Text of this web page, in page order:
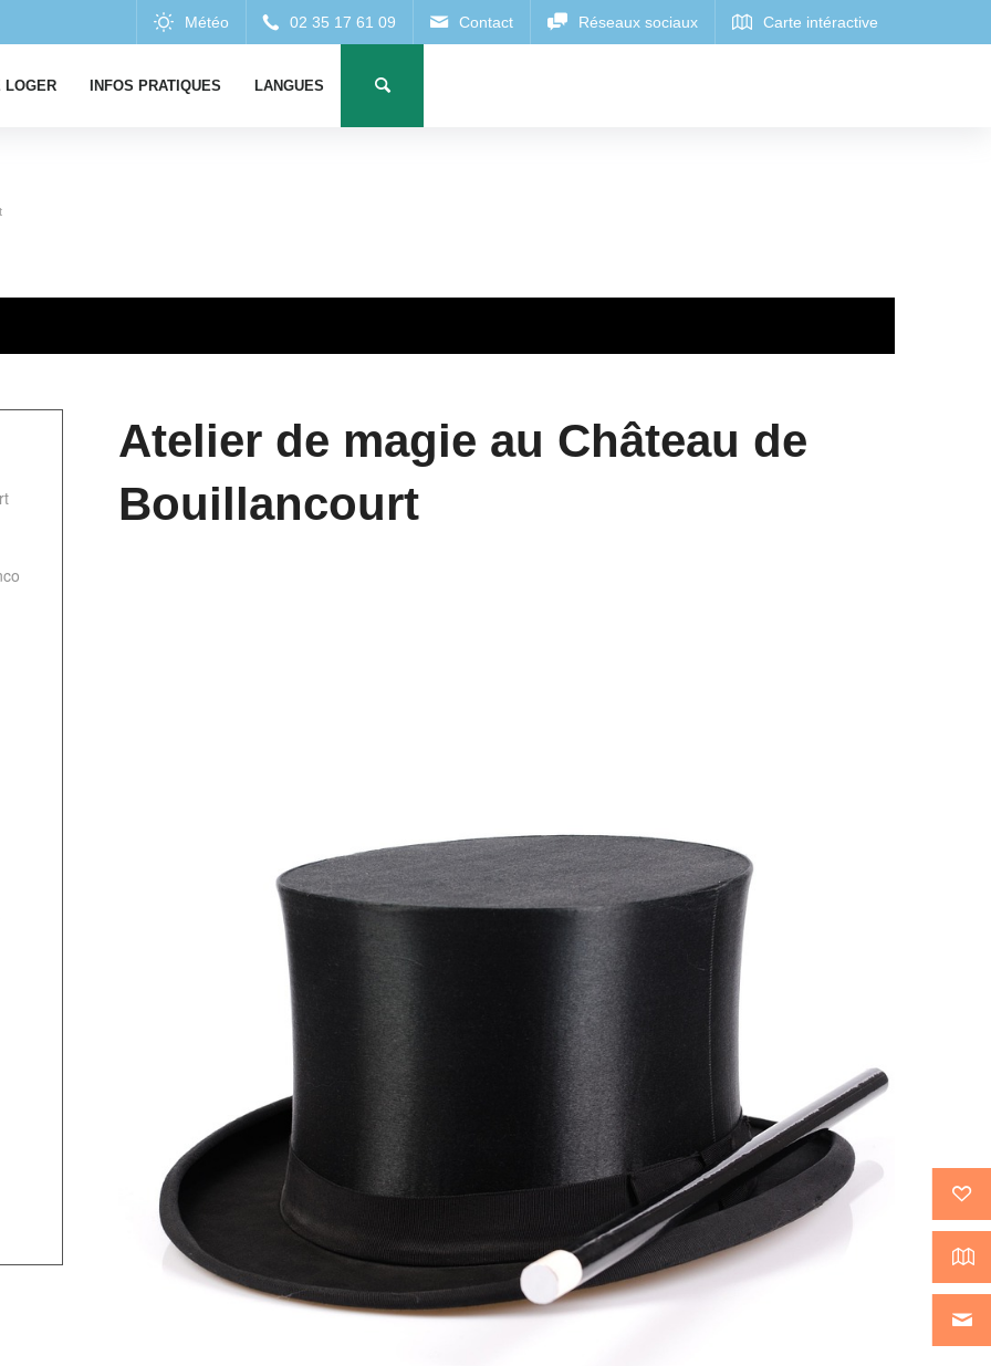
LOGER INFOS PRATIQUES LANGUES
Atelier de magie au Château de
Bouillancourt